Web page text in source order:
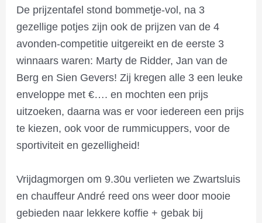
De prijzentafel stond bommetje-vol, na 3
gezellige potjes zijn ook de prijzen van de 4
avonden-competitie uitgereikt en de eerste 3
winnaars waren: Marty de Ridder, Jan van de
Berg en Sien Gevers! Zij kregen alle 3 een leuke
enveloppe met €…. en mochten een prijs
uitzoeken, daarna was er voor iedereen een prijs
te kiezen, ook voor de rummicuppers, voor de
sportiviteit en gezelligheid!
Vrijdagmorgen om 9.30u verlieten we Zwartsluis
en chauffeur André reed ons weer door mooie
gebieden naar lekkere koffie + gebak bij